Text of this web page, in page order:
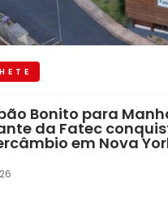
Bonito para
da Fatec
em Nova